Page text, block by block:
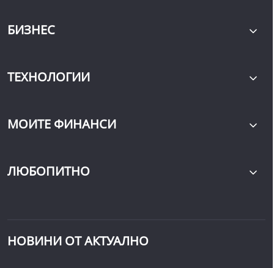
БИЗНЕС
ТЕХНОЛОГИИ
МОИТЕ ФИНАНСИ
ЛЮБОПИТНО
НОВИНИ ОТ АКТУАЛНО